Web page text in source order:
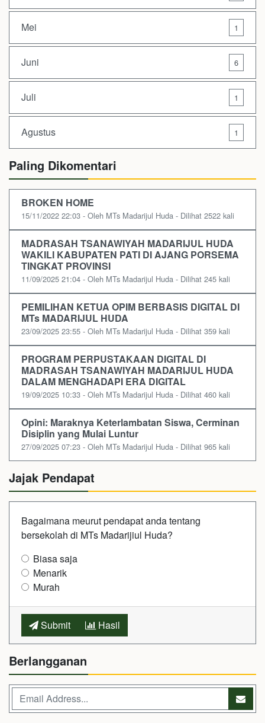
Mei 1
Juni 6
Juli 1
Agustus 1
Paling Dikomentari
BROKEN HOME
15/11/2022 22:03 - Oleh MTs Madarijul Huda - Dilihat 2522 kali
MADRASAH TSANAWIYAH MADARIJUL HUDA
WAKILI KABUPATEN PATI DI AJANG PORSEMA
TINGKAT PROVINSI
11/09/2025 21:04 - Oleh MTs Madarijul Huda - Dilihat 245 kali
PEMILIHAN KETUA OPIM BERBASIS DIGITAL DI
MTs MADARIJUL HUDA
23/09/2025 23:55 - Oleh MTs Madarijul Huda - Dilihat 359 kali
PROGRAM PERPUSTAKAAN DIGITAL DI
MADRASAH TSANAWIYAH MADARIJUL HUDA
DALAM MENGHADAPI ERA DIGITAL
19/09/2025 10:33 - Oleh MTs Madarijul Huda - Dilihat 460 kali
Opini: Maraknya Keterlambatan Siswa, Cerminan
Disiplin yang Mulai Luntur
27/09/2025 07:23 - Oleh MTs Madarijul Huda - Dilihat 965 kali
Jajak Pendapat
Bagaimana meurut pendapat anda tentang
bersekolah di MTs Madarijiul Huda?
Biasa saja
Menarik
Murah
Submit Hasil
Berlangganan